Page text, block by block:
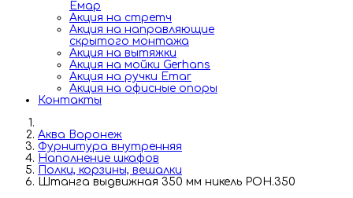
Емар
Акция на стретч
Акция на направляющие
скрытого монтажа
Акция на вытяжки
Акция на мойки Gerhans
Акция на ручки Emar
Акция на офисные опоры
Контакты
Аква Воронеж
Фурнитура внутренняя
Наполнение шкафов
Полки, корзины, вешалки
Штанга выдвижная 350 мм никель POH.350